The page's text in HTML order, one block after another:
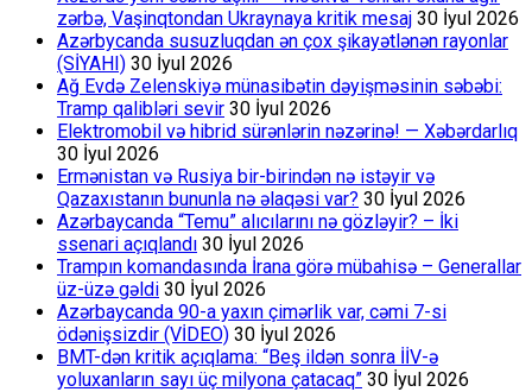
zərbə, Vaşinqtondan Ukraynaya kritik mesaj 30 İyul 2026
Azərbycanda susuzluqdan ən çox şikayətlənən rayonlar
(SİYAHI) 30 İyul 2026
Ağ Evdə Zelenskiyə münasibətin dəyişməsinin səbəbi:
Tramp qalibləri sevir 30 İyul 2026
Elektromobil və hibrid sürənlərin nəzərinə! — Xəbərdarlıq
30 İyul 2026
Ermənistan və Rusiya bir-birindən nə istəyir və
Qazaxıstanın bununla nə əlaqəsi var? 30 İyul 2026
Azərbaycanda “Temu” alıcılarını nə gözləyir? – İki
ssenari açıqlandı 30 İyul 2026
Trampın komandasında İrana görə mübahisə – Generallar
üz-üzə gəldi 30 İyul 2026
Azərbaycanda 90-a yaxın çimərlik var, cəmi 7-si
ödənişsizdir (VİDEO) 30 İyul 2026
BMT-dən kritik açıqlama: “Beş ildən sonra İİV-ə
yoluxanların sayı üç milyona çatacaq” 30 İyul 2026